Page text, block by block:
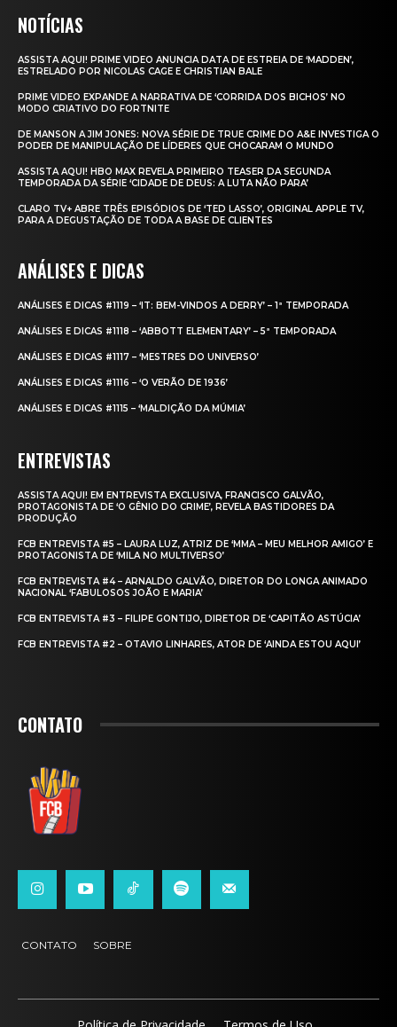
NOTÍCIAS
ASSISTA AQUI! PRIME VIDEO ANUNCIA DATA DE ESTREIA DE ‘MADDEN’,
ESTRELADO POR NICOLAS CAGE E CHRISTIAN BALE
PRIME VIDEO EXPANDE A NARRATIVA DE ‘CORRIDA DOS BICHOS’ NO
MODO CRIATIVO DO FORTNITE
DE MANSON A JIM JONES: NOVA SÉRIE DE TRUE CRIME DO A&E INVESTIGA O
PODER DE MANIPULAÇÃO DE LÍDERES QUE CHOCARAM O MUNDO
ASSISTA AQUI! HBO MAX REVELA PRIMEIRO TEASER DA SEGUNDA
TEMPORADA DA SÉRIE ‘CIDADE DE DEUS: A LUTA NÃO PARA’
CLARO TV+ ABRE TRÊS EPISÓDIOS DE ‘TED LASSO’, ORIGINAL APPLE TV,
PARA A DEGUSTAÇÃO DE TODA A BASE DE CLIENTES
ANÁLISES E DICAS
ANÁLISES E DICAS #1119 – ‘IT: BEM-VINDOS A DERRY’ – 1ª TEMPORADA
ANÁLISES E DICAS #1118 – ‘ABBOTT ELEMENTARY’ – 5ª TEMPORADA
ANÁLISES E DICAS #1117 – ‘MESTRES DO UNIVERSO’
ANÁLISES E DICAS #1116 – ‘O VERÃO DE 1936’
ANÁLISES E DICAS #1115 – ‘MALDIÇÃO DA MÚMIA’
ENTREVISTAS
ASSISTA AQUI! EM ENTREVISTA EXCLUSIVA, FRANCISCO GALVÃO,
PROTAGONISTA DE ‘O GÊNIO DO CRIME’, REVELA BASTIDORES DA
PRODUÇÃO
FCB ENTREVISTA #5 – LAURA LUZ, ATRIZ DE ‘MMA – MEU MELHOR AMIGO’ E
PROTAGONISTA DE ‘MILA NO MULTIVERSO’
FCB ENTREVISTA #4 – ARNALDO GALVÃO, DIRETOR DO LONGA ANIMADO
NACIONAL ‘FABULOSOS JOÃO E MARIA’
FCB ENTREVISTA #3 – FILIPE GONTIJO, DIRETOR DE ‘CAPITÃO ASTÚCIA’
FCB ENTREVISTA #2 – OTAVIO LINHARES, ATOR DE ‘AINDA ESTOU AQUI’
CONTATO
CONTATO SOBRE